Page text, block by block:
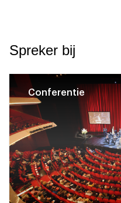
Spreker bij
Conferentie